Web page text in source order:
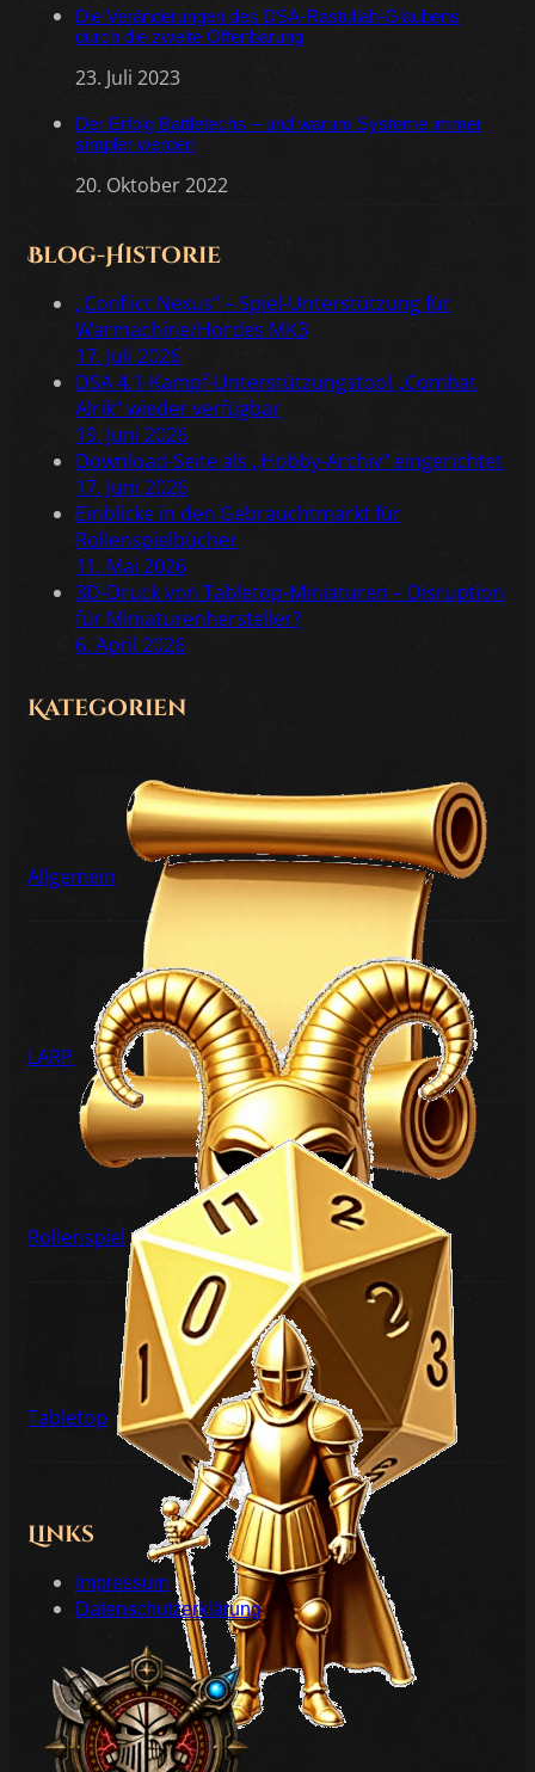
Die Veränderungen des DSA-Rastullah-Glaubens
durch die zweite Offenbarung
23. Juli 2023
Der Erfolg Battletechs – und warum Systeme immer
simpler werden
20. Oktober 2022
Blog-Historie
„Conflict Nexus“ – Spiel-Unterstützung für
Warmachine/Hordes MK3
17. Juli 2026
DSA 4.1-Kampf-Unterstützungstool „Combat
Alrik“ wieder verfügbar
19. Juni 2026
Download-Seite als „Hobby-Archiv“ eingerichtet
17. Juni 2026
Einblicke in den Gebrauchtmarkt für
Rollenspielbücher
11. Mai 2026
3D-Druck von Tabletop-Miniaturen – Disruption
für Miniaturenhersteller?
6. April 2026
Kategorien
Allgemein
LARP
Rollenspiel
Tabletop
Links
Impressum
Datenschutzerklärung